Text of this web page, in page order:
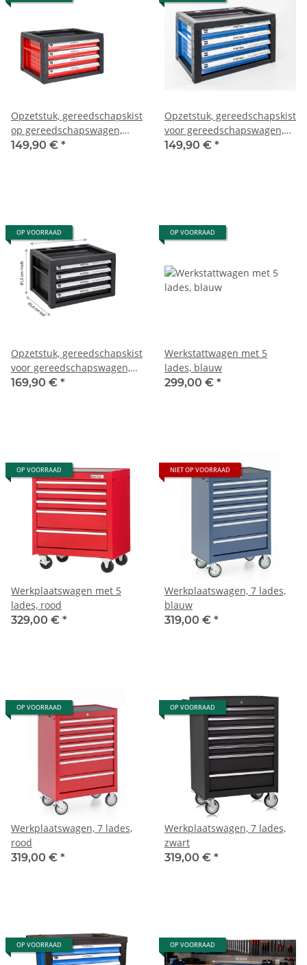
Opzetstuk, gereedschapskist
op gereedschapswagen,
rood
149,90 € *
Opzetstuk, gereedschapskist
voor gereedschapswagen,
blauw
149,90 € *
OP VOORRAAD
Opzetstuk, gereedschapskist
voor gereedschapswagen,
zwart
169,90 € *
OP VOORRAAD
Werkstattwagen met 5
lades, blauw
299,00 € *
OP VOORRAAD
Werkplaatswagen met 5
lades, rood
329,00 € *
NIET OP VOORRAAD
Werkplaatswagen, 7 lades,
blauw
319,00 € *
OP VOORRAAD
Werkplaatswagen, 7 lades,
rood
319,00 € *
OP VOORRAAD
Werkplaatswagen, 7 lades,
zwart
319,00 € *
OP VOORRAAD OP VOORRAAD